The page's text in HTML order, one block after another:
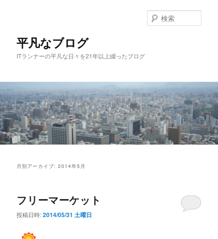
移
動
動
平凡なブログ
ITランナーの平凡な日々を21年以上綴ったブログ
索
月別アーカイブ:2014年5月
フリーマーケット
投稿日時:2014/05/31 土曜日